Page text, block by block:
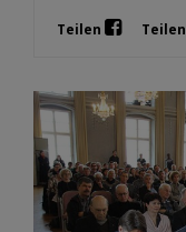
Teilen Teilen